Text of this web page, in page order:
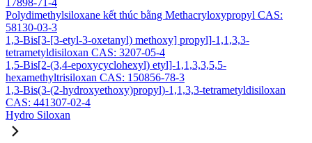
17898-71-4
Polydimethylsiloxane kết thúc bằng Methacryloxypropyl CAS:
58130-03-3
1,3-Bis[3-[3-etyl-3-oxetanyl) methoxy] propyl]-1,1,3,3-
tetrametyldisiloxan CAS: 3207-05-4
1,5-Bis[2-(3,4-epoxycyclohexyl) etyl]-1,1,3,3,5,5-
hexamethyltrisiloxan CAS: 150856-78-3
1,3-Bis(3-(2-hydroxyethoxy)propyl)-1,1,3,3-tetrametyldisiloxan
CAS: 441307-02-4
Hydro Siloxan